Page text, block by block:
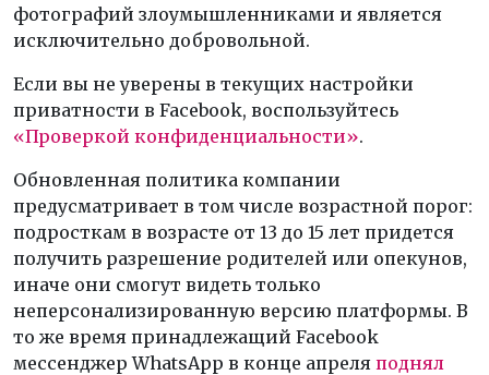
фотографий злоумышленниками и является
исключительно добровольной.
Если вы не уверены в текущих настройки
приватности в Facebook, воспользуйтесь
«Проверкой конфиденциальности».
Обновленная политика компании
предусматривает в том числе возрастной порог:
подросткам в возрасте от 13 до 15 лет придется
получить разрешение родителей или опекунов,
иначе они смогут видеть только
неперсонализированную версию платформы. В
то же время принадлежащий Facebook
мессенджер WhatsApp в конце апреля поднял